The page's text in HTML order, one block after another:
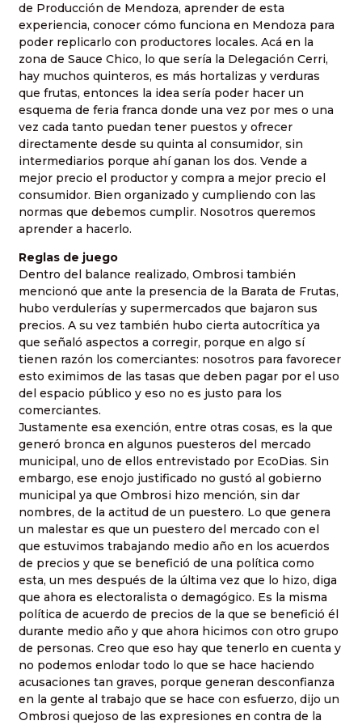
de Producción de Mendoza, aprender de esta
experiencia, conocer cómo funciona en Mendoza para
poder replicarlo con productores locales. Acá en la
zona de Sauce Chico, lo que sería la Delegación Cerri,
hay muchos quinteros, es más hortalizas y verduras
que frutas, entonces la idea sería poder hacer un
esquema de feria franca donde una vez por mes o una
vez cada tanto puedan tener puestos y ofrecer
directamente desde su quinta al consumidor, sin
intermediarios porque ahí ganan los dos. Vende a
mejor precio el productor y compra a mejor precio el
consumidor. Bien organizado y cumpliendo con las
normas que debemos cumplir. Nosotros queremos
aprender a hacerlo.
Reglas de juego
Dentro del balance realizado, Ombrosi también
mencionó que ante la presencia de la Barata de Frutas,
hubo verdulerías y supermercados que bajaron sus
precios. A su vez también hubo cierta autocrítica ya
que señaló aspectos a corregir, porque en algo sí
tienen razón los comerciantes: nosotros para favorecer
esto eximimos de las tasas que deben pagar por el uso
del espacio público y eso no es justo para los
comerciantes.
Justamente esa exención, entre otras cosas, es la que
generó bronca en algunos puesteros del mercado
municipal, uno de ellos entrevistado por EcoDias. Sin
embargo, ese enojo justificado no gustó al gobierno
municipal ya que Ombrosi hizo mención, sin dar
nombres, de la actitud de un puestero. Lo que genera
un malestar es que un puestero del mercado con el
que estuvimos trabajando medio año en los acuerdos
de precios y que se benefició de una política como
esta, un mes después de la última vez que lo hizo, diga
que ahora es electoralista o demagógico. Es la misma
política de acuerdo de precios de la que se benefició él
durante medio año y que ahora hicimos con otro grupo
de personas. Creo que eso hay que tenerlo en cuenta y
no podemos enlodar todo lo que se hace haciendo
acusaciones tan graves, porque generan desconfianza
en la gente al trabajo que se hace con esfuerzo, dijo un
Ombrosi quejoso de las expresiones en contra de la